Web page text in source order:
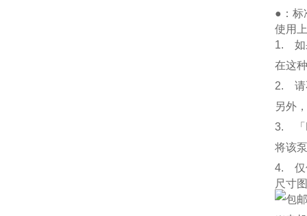
●：标
使用
1. 如
在这
2. 请
另外
3. 「
将该
4. 仅
尺寸图